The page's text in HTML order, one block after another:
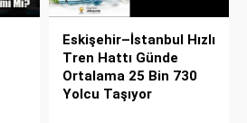
Eskişehir–İstanbul Hızlı
Tren Hattı Günde
Ortalama 25 Bin 730
Yolcu Taşıyor